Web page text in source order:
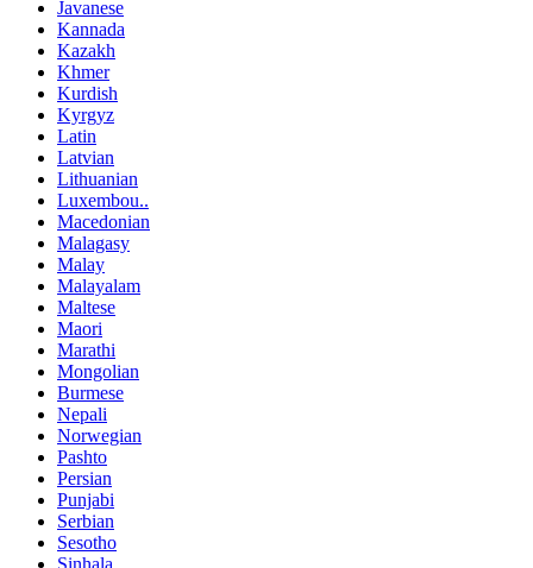
Javanese
Kannada
Kazakh
Khmer
Kurdish
Kyrgyz
Latin
Latvian
Lithuanian
Luxembou..
Macedonian
Malagasy
Malay
Malayalam
Maltese
Maori
Marathi
Mongolian
Burmese
Nepali
Norwegian
Pashto
Persian
Punjabi
Serbian
Sesotho